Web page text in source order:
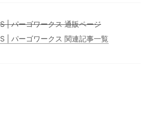
| パーゴワークス 通販ページ
| パーゴワークス 関連記事一覧